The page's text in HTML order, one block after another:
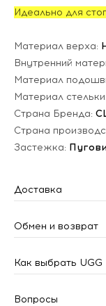
Идеально для
Материал верха:
Внутренний
Материал
Материал стельки:
Страна Бренда:
Страна
Застежка:
Доставка
Обмен и возврат
Как выбрать UGG
Вопросы